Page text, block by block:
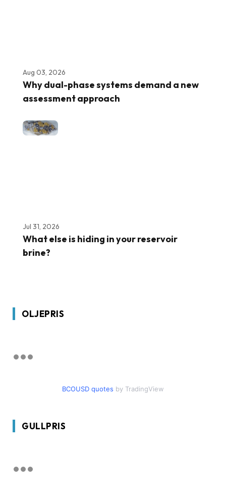
Aug 03, 2026
Why dual-phase systems demand a new
assessment approach
Jul 31, 2026
What else is hiding in your reservoir
brine?
OLJEPRIS
BCOUSD quotes by TradingView
GULLPRIS